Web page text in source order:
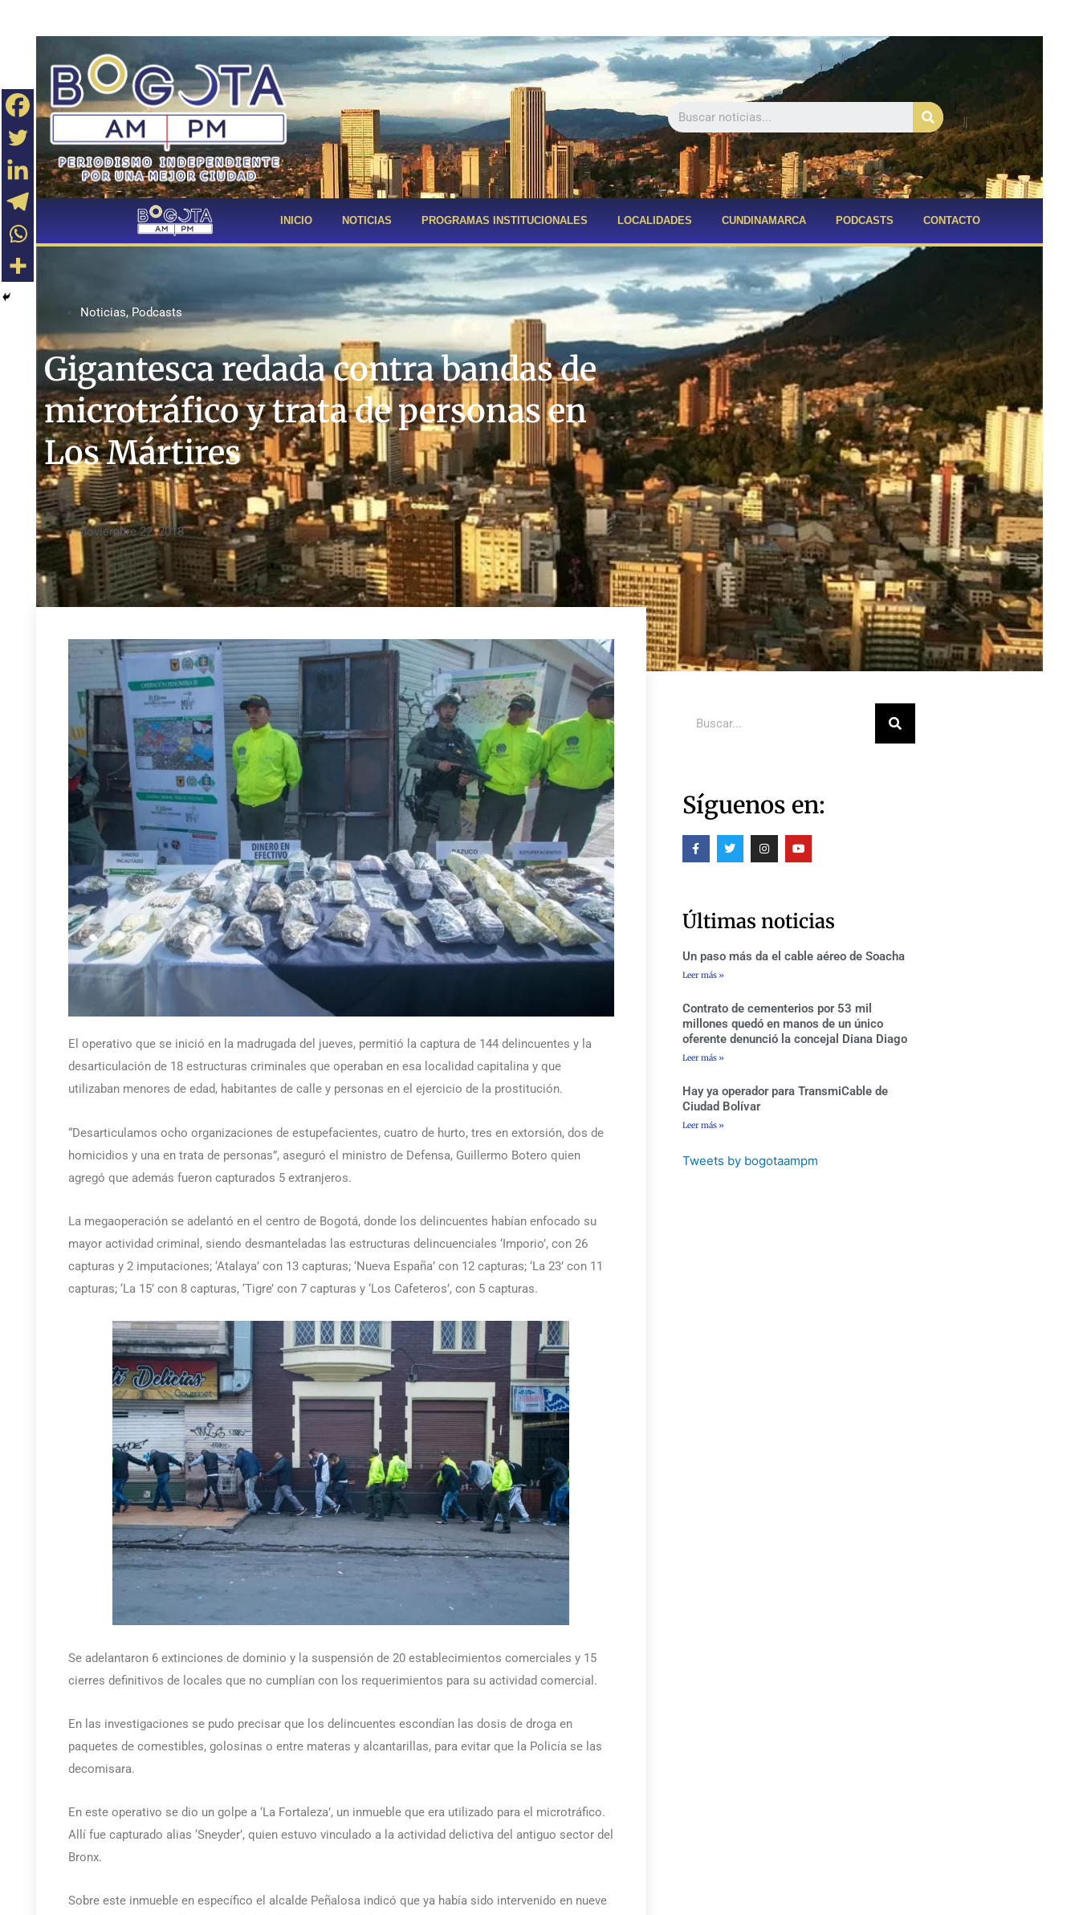
Buscar
INICIO NOTICIAS PROGRAMAS INSTITUCIONALES LOCALIDADES CUNDINAMARCA PODCASTS CONTACTO
Noticias, Podcasts
Gigantesca redada contra bandas de
microtráfico y trata de personas en
Los Mártires
noviembre 22, 2018
El operativo que se inició en la madrugada del jueves, permitió la captura de 144 delincuentes y la
desarticulación de 18 estructuras criminales que operaban en esa localidad capitalina y que
utilizaban menores de edad, habitantes de calle y personas en el ejercicio de la prostitución.
“Desarticulamos ocho organizaciones de estupefacientes, cuatro de hurto, tres en extorsión, dos de
homicidios y una en trata de personas”, aseguró el ministro de Defensa, Guillermo Botero quien
agregó que además fueron capturados 5 extranjeros.
La megaoperación se adelantó en el centro de Bogotá, donde los delincuentes habían enfocado su
mayor actividad criminal, siendo desmanteladas las estructuras delincuenciales ‘Imporio’, con 26
capturas y 2 imputaciones; ‘Atalaya’ con 13 capturas; ‘Nueva España’ con 12 capturas; ‘La 23’ con 11
capturas; ‘La 15’ con 8 capturas, ‘Tigre’ con 7 capturas y ‘Los Cafeteros’, con 5 capturas.
Se adelantaron 6 extinciones de dominio y la suspensión de 20 establecimientos comerciales y 15
cierres definitivos de locales que no cumplían con los requerimientos para su actividad comercial.
En las investigaciones se pudo precisar que los delincuentes escondían las dosis de droga en
paquetes de comestibles, golosinas o entre materas y alcantarillas, para evitar que la Policía se las
decomisara.
En este operativo se dio un golpe a ‘La Fortaleza’, un inmueble que era utilizado para el microtráfico.
Allí fue capturado alias ‘Sneyder’, quien estuvo vinculado a la actividad delictiva del antiguo sector del
Bronx.
Sobre este inmueble en específico el alcalde Peñalosa indicó que ya había sido intervenido en nueve
Síguenos en:
F
a
c
k
-
T
w
i
I
n
s
a
m
Y
o
u
Últimas noticias
Un paso más da el cable aéreo de Soacha
Leer más »
Contrato de cementerios por 53 mil
millones quedó en manos de un único
oferente denunció la concejal Diana Diago
Leer más »
Hay ya operador para TransmiCable de
Ciudad Bolívar
Leer más »
Tweets by bogotaampm